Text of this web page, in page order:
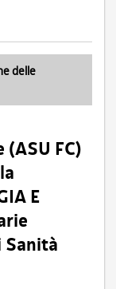
delle
FC)
E
Sanità